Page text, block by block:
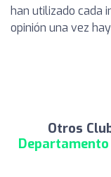
han utilizado cada
opinión una vez
Otros
Departamento